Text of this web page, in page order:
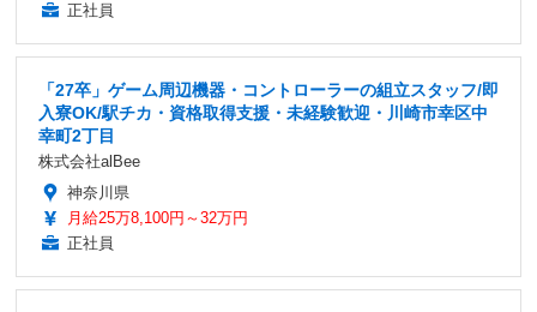
正社員
「27卒」ゲーム周辺機器・コントローラーの組立スタッフ/即
入寮OK/駅チカ・資格取得支援・未経験歓迎・川崎市幸区中
幸町2丁目
株式会社alBee
神奈川県
月給25万8,100円～32万円
正社員